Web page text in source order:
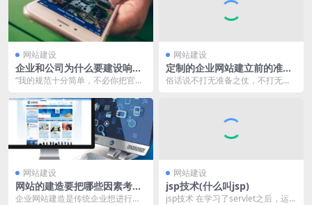
网站建设
企业和公司为什么要建设响应
式网站?
“我的规范十分简单，不必你把官方
在网上找到咱们，了...
网站建设
定制的企业网站建立前的准备
工作
俗话说不打无准备之仗，不打无把
网站建设
网站的建造要把哪些因素考虑
进去
企业网站建造是传统企业想进行网
网站建设
jsp技术(什么叫jsp)
jsp技术 在学习了servlet之后，运